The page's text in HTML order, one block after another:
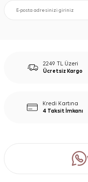
2249 TL Üzeri
Ücretsiz Kargo
Kredi Kartına
4 Taksit İmkanı